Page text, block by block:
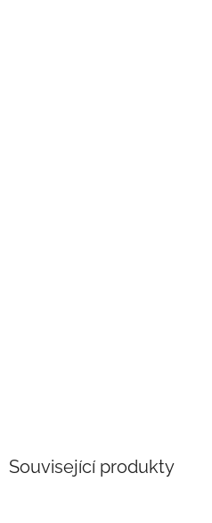
Související produkty